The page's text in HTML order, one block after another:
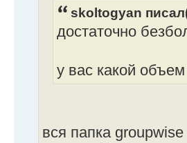
skoltogyan
достаточно
у вас какой
вся папка